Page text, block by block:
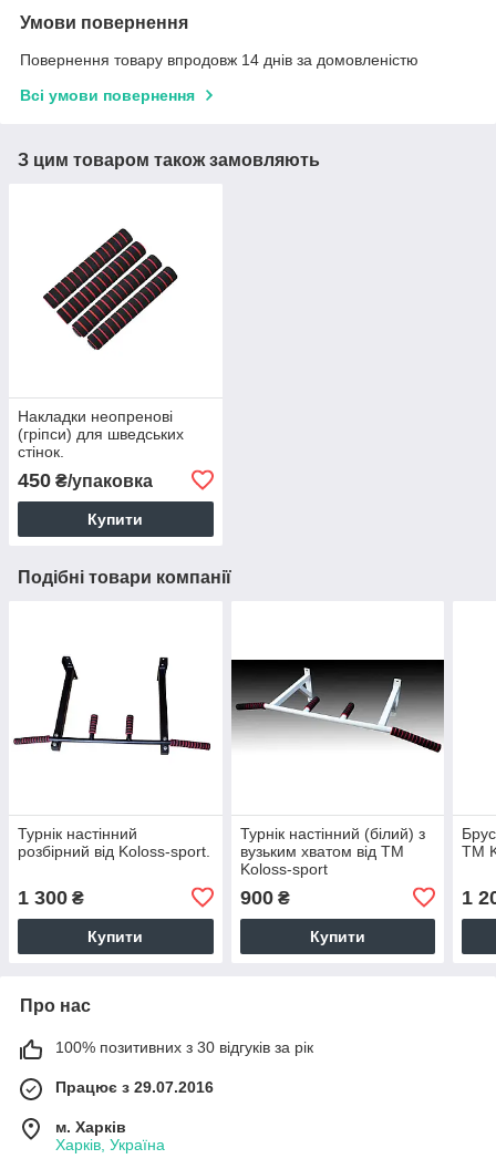
Умови повернення
Повернення товару впродовж 14 днів за домовленістю
Всі умови повернення
З цим товаром також замовляють
Накладки неопренові
(гріпси) для шведських
стінок.
450 ₴/упаковка
Купити
Подібні товари компанії
Турнік настінний
розбірний від Koloss-sport.
1 300 ₴
Купити
Турнік настінний (білий) з
вузьким хватом від TM
Koloss-sport
900₴
Купити
TM
1
Про нас
100% позитивних з 30 відгуків за рік
Працює з 29.07.2016
м. Харків
Харків, Україна